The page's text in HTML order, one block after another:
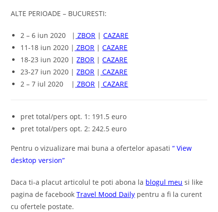
ALTE PERIOADE – BUCURESTI:
2 – 6 iun 2020 | ZBOR |CAZARE
11-18 iun 2020 | ZBOR |CAZARE
18-23 iun 2020 |ZBOR |CAZARE
23-27 iun 2020 |ZBOR | CAZARE
2 – 7 iul 2020 | ZBOR | CAZARE
pret total/pers opt. 1: 191.5 euro
pret total/pers opt. 2: 242.5 euro
Pentru o vizualizare mai buna a ofertelor apasati“ View
desktop version”
Daca ti-a placut articolul te poti abona la blogul meu si like
pagina de facebookTravel Mood Daily pentru a fi la curent
cu ofertele postate.